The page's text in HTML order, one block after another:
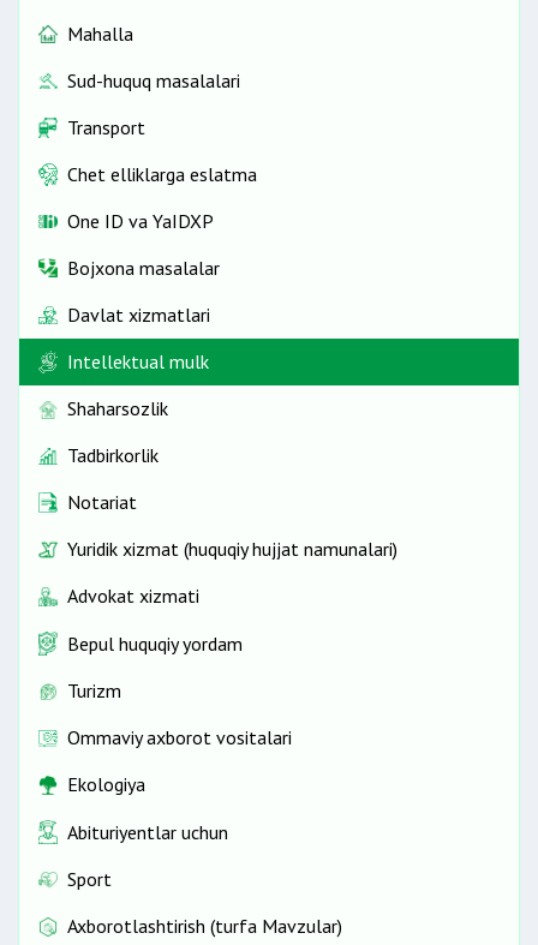
Mahalla
Sud-huquq masalalari
Transport
Chet elliklarga eslatma
One ID vа YaIDXP
Bojxona masalalar
Davlat xizmatlari
Intellektual mulk
Shaharsozlik
Tadbirkorlik
Notariat
Yuridik xizmat (huquqiy hujjat namunalari)
Advokat xizmati
Bepul huquqiy yordam
Turizm
Ommaviy axborot vositalari
Ekologiya
Abituriyentlar uchun
Sport
Axborotlashtirish (turfa Mavzular)